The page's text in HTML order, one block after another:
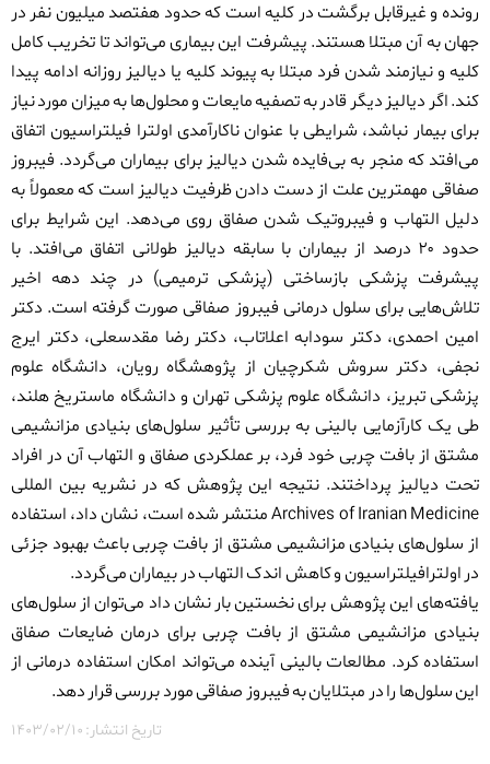
رونده و غیرقابل برگشت در کلیه است که حدود هفتصد میلیون نفر در
جهان به آن مبتلا هستند. پیشرفت این بیماری می‌تواند تا تخریب کامل
کلیه و نیازمند شدن فرد مبتلا به پیوند کلیه یا دیالیز روزانه ادامه پیدا
کند. اگر دیالیز دیگر قادر به تصفیه مایعات و محلول‌ها به میزان مورد نیاز
برای بیمار نباشد، شرایطی با عنوان ناکارآمدی اولترا فیلتراسیون اتفاق
می‌افتد که منجر به بی‌فایده شدن دیالیز برای بیماران می‌گردد. فیبروز
صفاقی مهمترین علت از دست دادن ظرفیت دیالیز است که معمولاً به
دلیل التهاب و فیبروتیک شدن صفاق روی می‌دهد. این شرایط برای
حدود ۲۰ درصد از بیماران با سابقه دیالیز طولانی اتفاق می‌افتد.
با
پیشرفت پزشکی بازساختی (پزشکی ترمیمی) در چند دهه اخیر
تلاش‌هایی برای سلول درمانی فیبروز صفاقی صورت گرفته است. دکتر
امین احمدی، دکتر سودابه اعلاتاب، دکتر رضا مقدسعلی، دکتر ایرج
نجفی، دکتر سروش شکرچیان از پژوهشگاه رویان، دانشگاه علوم
پزشکی تبریز، دانشگاه علوم پزشکی تهران و دانشگاه ماستریخ هلند،
طی یک کارآزمایی بالینی به بررسی تأثیر سلول‌های بنیادی مزانشیمی
مشتق از بافت چربی خود فرد، بر عملکردی صفاق و التهاب آن در افراد
تحت دیالیز پرداختند. نتیجه این پژوهش که در نشریه بین المللی
Archives of Iranian Medicineمنتشر شده است، نشان داد، استفاده
از سلول‌های بنیادی مزانشیمی مشتق از بافت چربی باعث بهبود جزئی
در اولترافیلتراسیون و کاهش اندک التهاب در بیماران می‌گردد.
یافته‌های این پژوهش برای نخستین بار نشان داد می‌توان از سلول‌های
بنیادی مزانشیمی مشتق از بافت چربی برای درمان ضایعات صفاق
استفاده کرد. مطالعات بالینی آینده می‌تواند امکان استفاده درمانی از
این سلول‌ها را در مبتلایان به فیبروز صفاقی مورد بررسی قرار دهد.
تاریخ انتشار: ۱۴۰۳/۰۲/۱۰